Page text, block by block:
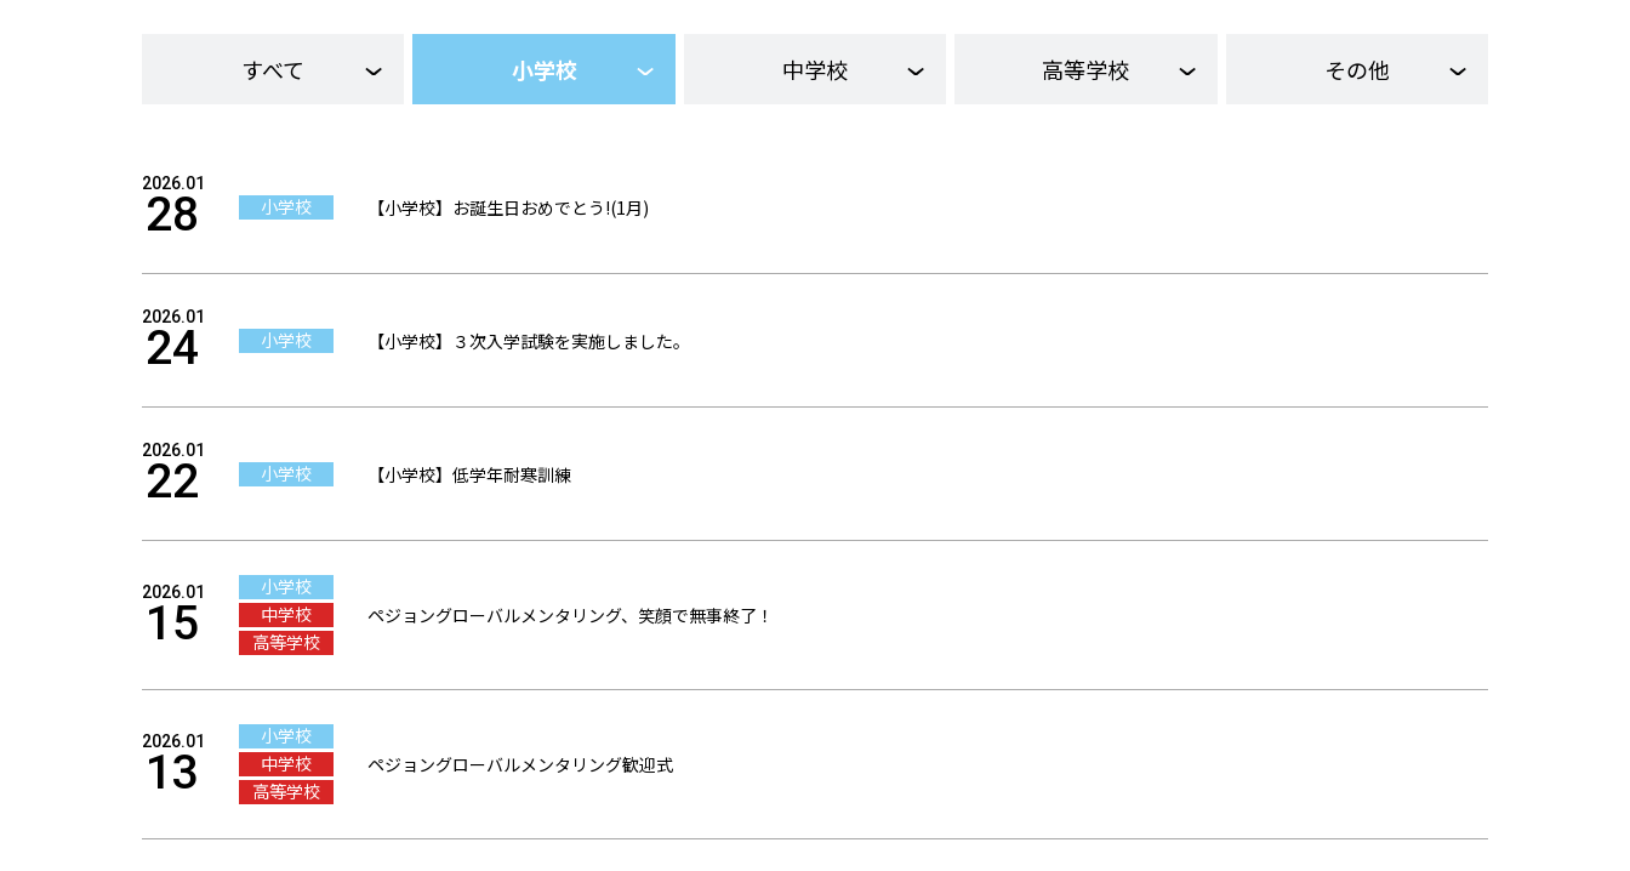
すべて 小学校 中学校 高等学校 その他
2026.01
28 小学校 【小学校】お誕生日おめでとう!(1月)
2026.01
24 小学校 【小学校】３次入学試験を実施しました。
2026.01
22 小学校 【小学校】低学年耐寒訓練
2026.01
15
小学校
中学校
高等学校
ペジョングローバルメンタリング、笑顔で無事終了！
2026.01
13
小学校
中学校
高等学校
ペジョングローバルメンタリング歓迎式